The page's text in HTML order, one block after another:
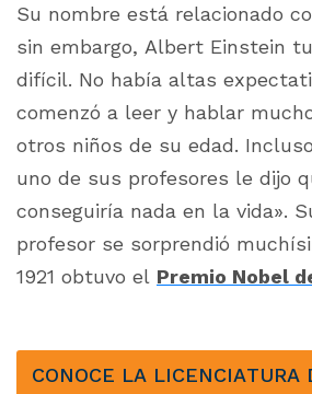
Su nombre está relacionado
sin embargo, Albert Einstein
difícil. No había altas
comenzó a leer y hablar
otros niños de su edad.
uno de sus profesores le dijo
conseguiría nada en la vida».
profesor se sorprendió
1921 obtuvo el Premio Nobel
CONOCE LA LICENCIATURA